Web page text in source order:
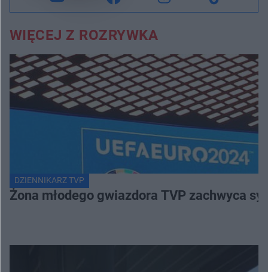
WIĘCEJ Z ROZRYWKA
DZIENNIKARZ TVP
Żona młodego gwiazdora TVP zachwyca